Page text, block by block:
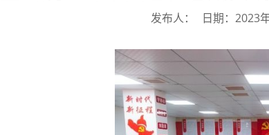
发布人： 日期：2023